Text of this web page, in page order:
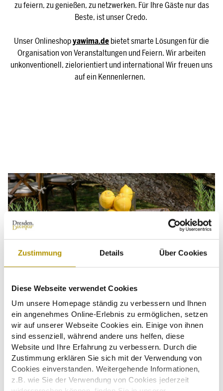
Zustimmung Details Über Cookies
Diese Webseite verwendet Cookies
Um unsere Homepage ständig zu verbessern und Ihnen
ein angenehmes Online-Erlebnis zu ermöglichen, setzen
wir auf unserer Webseite Cookies ein. Einige von ihnen
sind essenziell, während andere uns helfen, diese
Website und Ihre Erfahrung zu verbessern. Durch die
Zustimmung erklären Sie sich mit der Verwendung von
Cookies einverstanden. Weitergehende Informationen,
z.B. wie Sie der Verwendung von Cookies jederzeit
zu feiern, zu genießen, zu netzwerken. Für Ihre Gäste nur das
Beste, ist unser Credo.
Unser Onlineshopyawima.de bietet smarte Lösungen für die
Organisation von Veranstaltungen und Feiern. Wir arbeiten
unkonventionell, zielorientiert und international Wir freuen uns
auf ein Kennenlernen.
© © BLEND3 Frank Grätz, yawima GmbH